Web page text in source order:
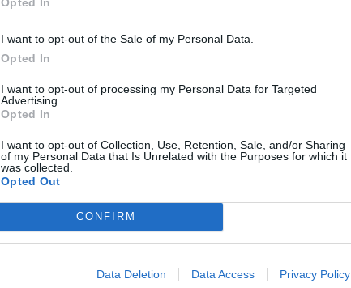
I want to opt-out of the Sale of my Personal Data.
Opted In
I want to opt-out of processing my Personal Data for Targeted
Advertising.
Opted In
I want to opt-out of Collection, Use, Retention, Sale, and/or Sharing
of my Personal Data that Is Unrelated with the Purposes for which it
was collected.
Opted Out
CONFIRM
Data Deletion Data Access Privacy Policy